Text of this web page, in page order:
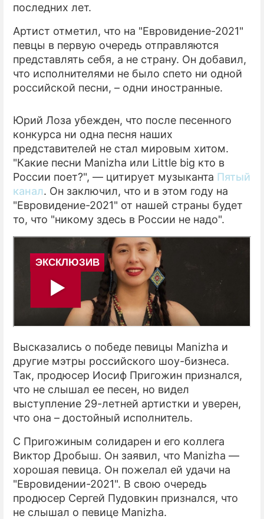
О ПРОЕКТЕ
последних лет.
Артист отметил, что на "Евровидение-2021"
певцы в первую очередь отправляются
представлять себя, а не страну. Он добавил,
что исполнителями не было спето ни одной
российской песни, – одни иностранные.
Юрий Лоза убежден, что после песенного
конкурса ни одна песня наших
представителей не стал мировым хитом.
"Какие песни Manizha или Little big кто в
России поет?", — цитирует музыканта Пятый
канал. Он заключил, что и в этом году на
"Евровидение-2021" от нашей страны будет
то, что "никому здесь в России не надо".
Высказались о победе певицы Manizha и
другие мэтры российского шоу-бизнеса.
Так, продюсер Иосиф Пригожин признался,
что не слышал ее песен, но видел
выступление 29-летней артистки и уверен,
что она – достойный исполнитель.
С Пригожиным солидарен и его коллега
Виктор Дробыш. Он заявил, что Manizha —
хорошая певица. Он пожелал ей удачи на
"Евровидении-2021". В свою очередь
продюсер Сергей Пудовкин признался, что
не слышал о певице Manizha.